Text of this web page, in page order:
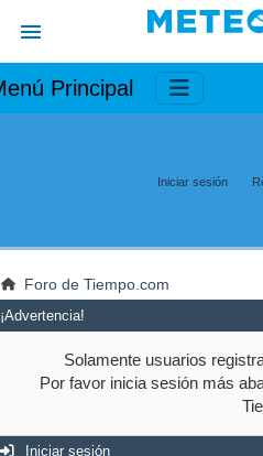
Principal
Iniciar sesión
Foro de Tiempo.com
¡Advertencia!
Solamente usuarios
Por favor inicia sesión más
Iniciar sesión